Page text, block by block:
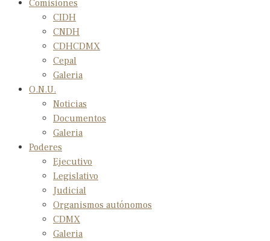
Comisiones
CIDH
CNDH
CDHCDMX
Cepal
Galeria
O.N.U.
Noticias
Documentos
Galeria
Poderes
Ejecutivo
Legislativo
Judicial
Organismos autónomos
CDMX
Galeria